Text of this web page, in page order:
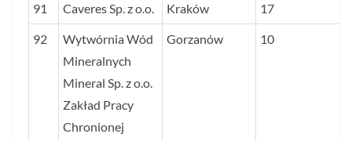
91 Caveres Sp. z o.o. Kraków 17
92
Wytwórnia Wód
Mineralnych
Mineral Sp. z o.o.
Zakład Pracy
Chronionej
Gorzanów 10